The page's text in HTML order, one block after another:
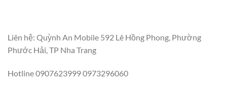
Liên hệ: Quỳnh An Mobile 592 Lê Hồng Phong, Phường
Phước Hải, TP Nha Trang
Hotline 0907623999 0973296060